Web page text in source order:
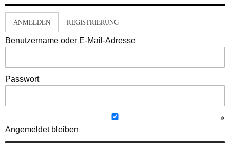
ANMELDEN REGISTRIERUNG
Benutzername oder E-Mail-Adresse
Passwort
Angemeldet bleiben